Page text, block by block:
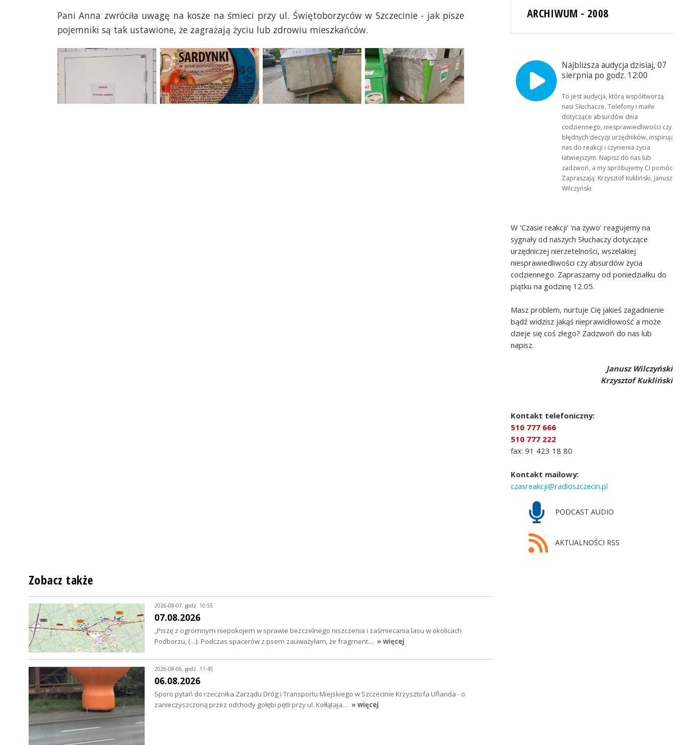
Pani Anna zwróciła uwagę na kosze na śmieci przy ul. Świętoborzyców w Szczecinie - jak pisze
pojemniki są tak ustawione, że zagrażają życiu lub zdrowiu mieszkańców.
ARCHIWUM - 2008
Najbliższa audycja dzisiaj, 07
sierpnia po godz. 12:00
To jest audycja, którą współtworzą
nasi Słuchacze. Telefony i maile
dotyczące absurdów dnia
codziennego, niesprawiedliwości czy
błędnych decyzji urzędników, inspirują
nas do reakcji i czynienia życia
łatwiejszym. Napisz do nas lub
zadzwoń, a my spróbujemy Ci pomóc.
Zapraszają: Krzysztof Kukliński, Janusz
Wilczyński
W 'Czasie reakcji' 'na żywo' reagujemy na
sygnały od naszych Słuchaczy dotyczące
urzędniczej nierzetelności, wszelakiej
niesprawiedliwości czy absurdów życia
codziennego. Zapraszamy od poniedziałku do
piątku na godzinę 12.05.
Masz problem, nurtuje Cię jakieś zagadnienie
bądź widzisz jakąś nieprawidłowość a może
dzieje się coś złego? Zadzwoń do nas lub
napisz.
Janusz Wilczyński
Krzysztof Kukliński
Kontakt telefoniczny:
510 777 666
510 777 222
fax: 91 423 18 80
Kontakt mailowy:
czasreakcji@radioszczecin.pl
PODCAST AUDIO
AKTUALNOŚCI RSS
Zobacz także
2026-08-07, godz. 10:55
07.08.2026
„Piszę z ogromnym niepokojem w sprawie bezczelnego niszczenia i zaśmiecania lasu w okolicach
Podborzu, (…). Podczas spacerów z psem zauważyłam, że fragment… » więcej
2026-08-06, godz. 11:45
06.08.2026
Sporo pytań do rzecznika Zarządu Dróg i Transportu Miejskiego w Szczecinie Krzysztofa Uflanda - o
zanieczyszczoną przez odchody gołębi pętli przy ul. Kołłątaja… » więcej